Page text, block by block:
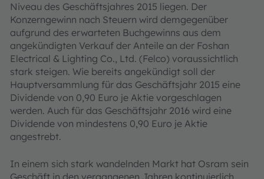
Niveau des Geschäftsjahres 2015 liegen. Der
Konzerngewinn nach Steuern wird demgegenüber
aufgrund des erwarteten Buchgewinns aus dem
angekündigten Verkauf der Anteile an der Foshan
Electrical & Lighting Co., Ltd. (Felco) voraussichtlich
stark steigen. Wie bereits angekündigt soll der
Hauptversammlung für das Geschäftsjahr 2015 eine
Dividende von 0,90 Euro je Aktie vorgeschlagen
werden. Auch für das Geschäftsjahr 2016 wird eine
Dividende von mindestens 0,90 Euro je Aktie
angestrebt.
In einem sich stark wandelnden Markt hat Osram sein
Geschäft in den vergangenen Jahren kontinuierlich